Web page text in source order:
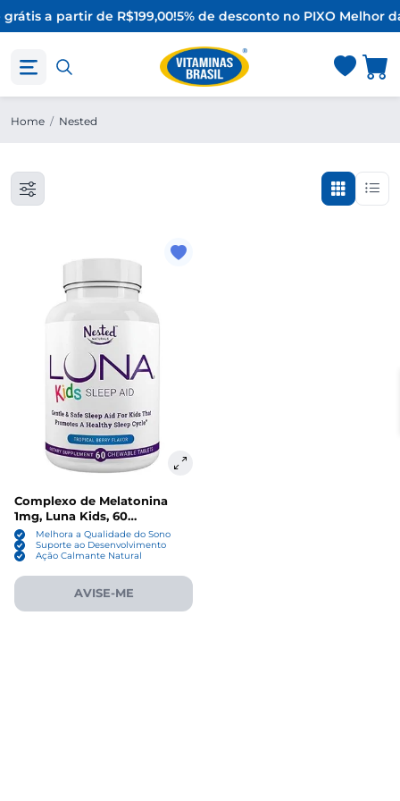
a partir de R$199,00!5% de desconto no PIXO Melhor
Home / Nested
Complexo de Melatonina
1mg, Luna Kids, 60
comprimidos mastigáveis,
Nested
Melhora a Qualidade do Sono
Suporte ao Desenvolvimento
Ação Calmante Natural
AVISE-ME